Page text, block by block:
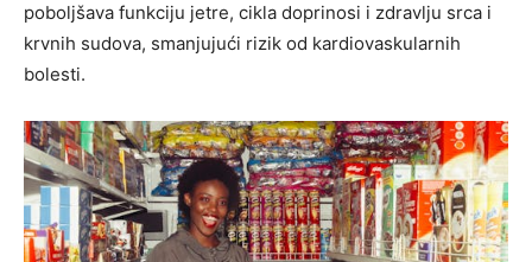
poboljšava funkciju jetre, cikla doprinosi i zdravlju srca i
krvnih sudova, smanjujući rizik od kardiovaskularnih
bolesti.